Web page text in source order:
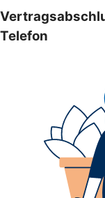
Telefon